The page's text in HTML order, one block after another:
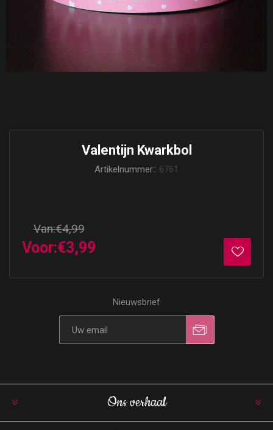
Valentijn Kwarkbol
Artikelnummer:: 6761
Van:€4,99
Voor:€3,99
Nieuwsbrief
Ons verhaal